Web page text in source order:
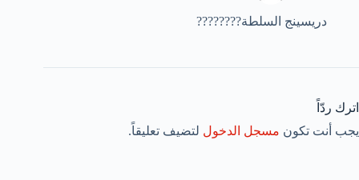
دريسينج السلطة????????
اترك ردّاً
يجب أنت تكون مسجل الدخول لتضيف تعليقاً.